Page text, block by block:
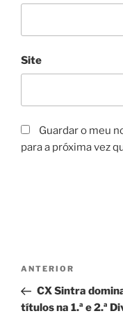
Site
Guardar o meu
para a próxima vez
Navegação
artigos
Conteúdo
anterior
ANTERIOR
CX Sintra
títulos na 1.ª e 2.ª